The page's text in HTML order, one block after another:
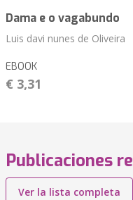
Dama e o vagabundo
Luis davi nunes de Oliveira
EBOOK
€ 3,31
Publicaciones
Ver la lista completa